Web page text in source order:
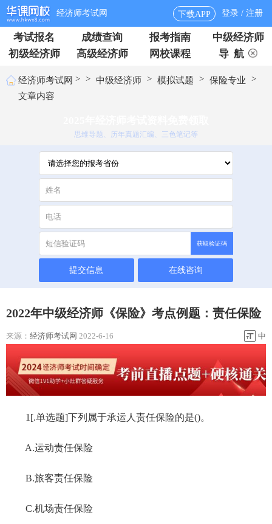
经济师考试网 下载APP 登录 / 注册
考试报名 成绩查询 报考指南
中级经济师
初级经济师
高级经济师 网校课程 导 航
经济师考试网 > > 中级经济师 > 模拟试题 > 保险专业
>
文章内容
思维导题、历年真题汇编、三色笔记等
获取验证码
提交信息 在线咨询
2022年中级经济师《保险》考点例题：责任保险
来源： 经济师考试网 2022-6-16 中
1[.单选题]下列属于承运人责任保险的是()。
A.运动责任保险
B.旅客责任保险
C.机场责任保险